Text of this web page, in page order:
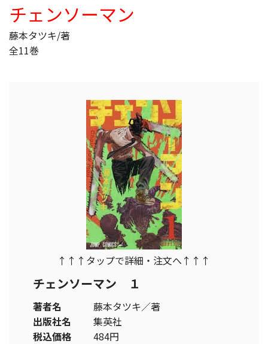
チェンソーマン
藤本タツキ/著
全11巻
↑↑↑タップで詳細・注文へ↑↑↑
チェンソーマン １
著者名
藤本タツキ／著
出版社名
集英社
税込価格
484円